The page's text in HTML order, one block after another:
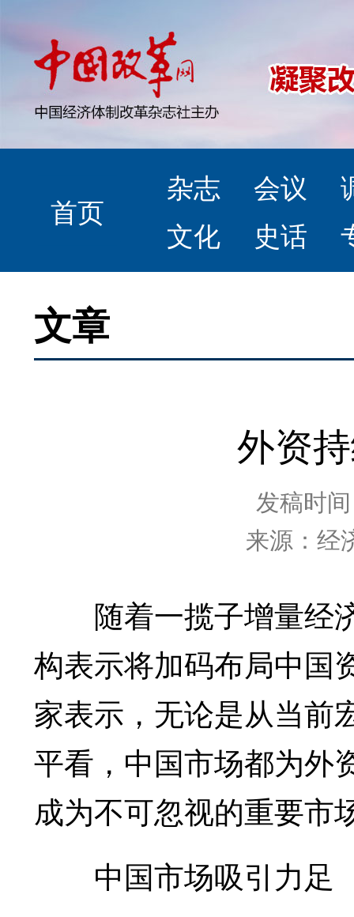
首页
杂志 会议
文化
史话
文章
外资
发稿时
来源：经
随着一揽子增量经
构表示将加码布局中国
家表示，无论是从当前
平看，中国市场都为外
成为不可忽视的重要市
中国市场吸引力足